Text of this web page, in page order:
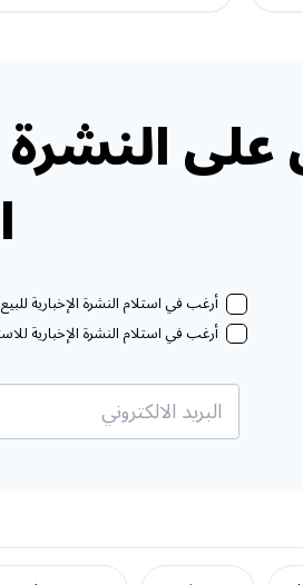
النشرة
أرغب في استلام النشرة الإخبارية
أرغب في استلام النشرة الإخبارية